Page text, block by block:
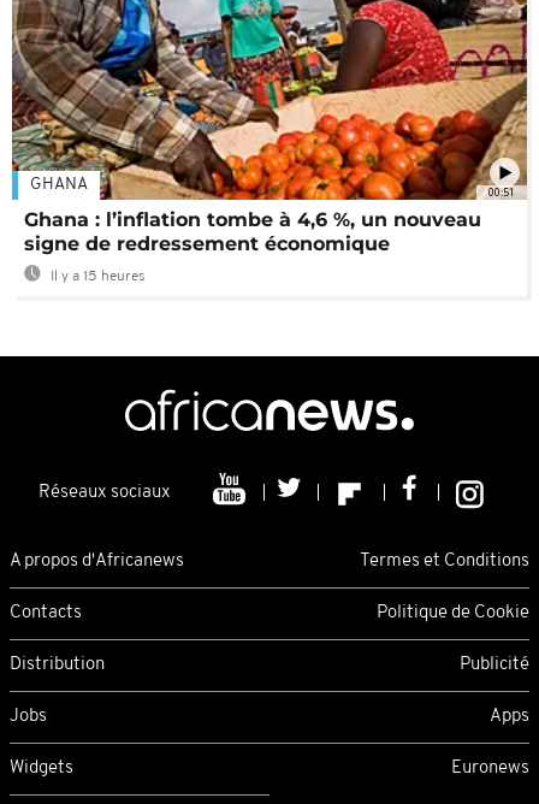
00:51
GHANA
Ghana : l’inflation tombe à 4,6 %, un nouveau
signe de redressement économique
Il y a 15 heures
Réseaux sociaux
A propos d'Africanews Termes et Conditions
Contacts Politique de Cookie
Distribution Publicité
Jobs Apps
Widgets Euronews